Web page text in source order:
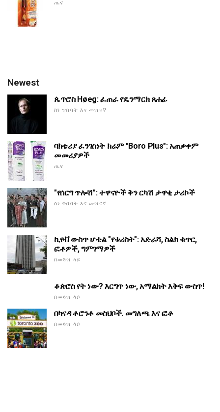
ጤና
Newest
ጴጥሮስ Høeg: ፈጠራ የዴንማርክ ጸሐፊ
ስነ ጥበባት እና መዝናኛ
ባክቴሪያ ፈንገስነት ክሬም "Boro Plus": አጠቃቀም
መመሪያዎች
ጤና
"የሰርግ ጥሎሽ": ተዋናዮች ቅን ርካሽ ታዋቂ ታሪኮች
ስነ ጥበባት እና መዝናኛ
ኪየቭ ውስጥ ሆቴል "የቱሪስት": አድራሻ, ስልክ ቁጥር,
ፎቶዎች, ግምገማዎች
በመጓዝ ላይ
ቆጵሮስ የት ነው? እርግጥ ነው, አማልክት እቅፍ ውስጥ!
በመጓዝ ላይ
በካናዳ ቶሮንቶ መስህቦች. መግለጫ እና ፎቶ
በመጓዝ ላይ